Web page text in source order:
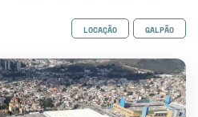
GALPÃO
LOCAÇÃO